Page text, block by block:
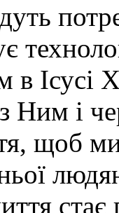
в Ісусі
Ним і
щоб